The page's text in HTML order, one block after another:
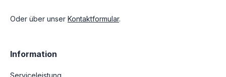
Oder über unser Kontaktformular.
Information